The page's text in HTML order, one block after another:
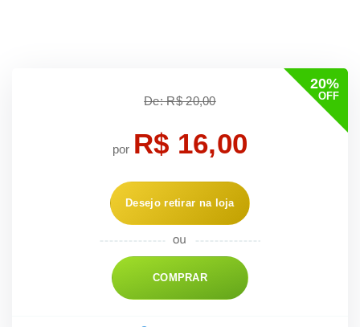
20%
OFF
De: R$ 20,00
por R$ 16,00
Desejo retirar na loja
COMPRAR